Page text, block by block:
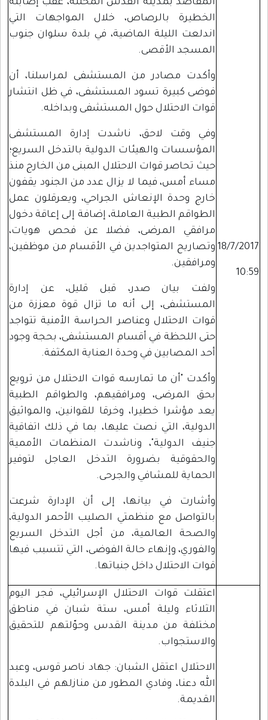
18/7/2017
10:59
المقاصد بمدينة القدس المحتلة، عقب إصابته
الخطيرة بالرصاص، خلال المواجهات التي
اندلعت الليلة الماضية، في بلدة سلوان جنوب
المسجد الأقصى.
وأكدت مصادر من المستشفى لمراسلنا، أن
فوضى كبيرة تسود المستشفى، في ظل انتشار
قوات الاحتلال حول المستشفى وبداخله.
وفي وقت لاحق، ناشدت إدارة المستشفى
المؤسسات والهيئات الدولية بالتدخل السريع؛
حيث تحاصر قوات الاحتلال المبنى من الخارج منذ
مساء أمس، فيما لا يزال عدد من الجنود يقفون
خارج وحدة الإنعاش الجراحي، ويعرقلون عمل
الطواقم الطبية العاملة، إضافة إلى إعاقة دخول
مرافقي المرضى، فضلا عن فحص هويات،
وتصاريح المتواجدين في الأقسام من موظفين،
ومرافقين.
ولفت بيان صدر، قبل قليل، عن إدارة
المستشفى، إلى أنه ما تزال قوة معززة من
قوات الاحتلال وعناصر الحراسة الأمنية تتواجد
حتى اللحظة في أقسام المستشفى، بحجة وجود
أحد المصابين في وحدة العناية المكثفة.
وأكدت "أن ما تمارسه قوات الاحتلال من ترويع
بحق المرضى، ومرافقيهم، والطواقم الطبية
يعد مؤشرا خطيرا، وخرقا للقوانين، والمواثيق
الدولية، التي نصت عليها، بما في ذلك اتفاقية
جنيف الدولية"، وناشدت المنظمات الأممية
والحقوقية بضرورة التدخل العاجل لتوفير
الحماية للمشافي والجرحى.
وأشارت في بيانها، إلى أن الإدارة شرعت
بالتواصل مع منظمتي الصليب الأحمر الدولية،
والصحة العالمية، من أجل التدخل السريع
والفوري، وإنهاء حالة الفوضى، التي تتسبب فيها
قوات الاحتلال داخل جنباتها.
اعتقلت قوات الاحتلال الإسرائيلي، فجر اليوم
الثلاثاء وليلة أمس، ستة شبان في مناطق
مختلفة من مدينة القدس وحوّلتهم للتحقيق
والاستجواب.
الاحتلال اعتقل الشبان: جهاد ناصر قوس، وعبد
الله دعنا، وفادي المطور من منازلهم في البلدة
القديمة.